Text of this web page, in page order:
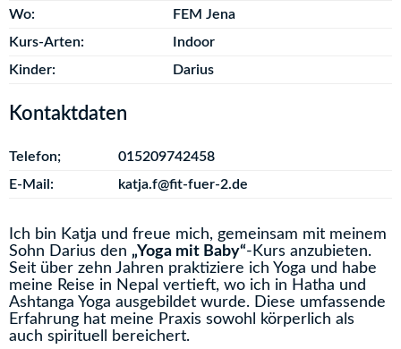
Wo:
FEM Jena
Kurs-Arten:
Indoor
Kinder:
Darius
Kontaktdaten
Telefon;
015209742458
E-Mail:
katja.f@fit-fuer-2.de
Ich bin Katja und freue mich, gemeinsam mit meinem
Sohn Darius den „Yoga mit Baby“-Kurs anzubieten.
Seit über zehn Jahren praktiziere ich Yoga und habe
meine Reise in Nepal vertieft, wo ich in Hatha und
Ashtanga Yoga ausgebildet wurde. Diese umfassende
Erfahrung hat meine Praxis sowohl körperlich als
auch spirituell bereichert.